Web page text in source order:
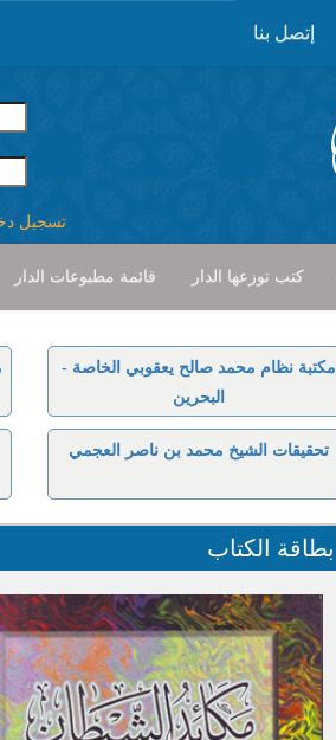
إتصل بنا
تسجيل
كتب توزعها الدار قائمة مطبوعات الدار
مكتبة نظام محمد صالح يعقوبي الخاصة -
البحرين
تحقيقات الشيخ محمد بن ناصر العجمي
بطاقة الكتاب